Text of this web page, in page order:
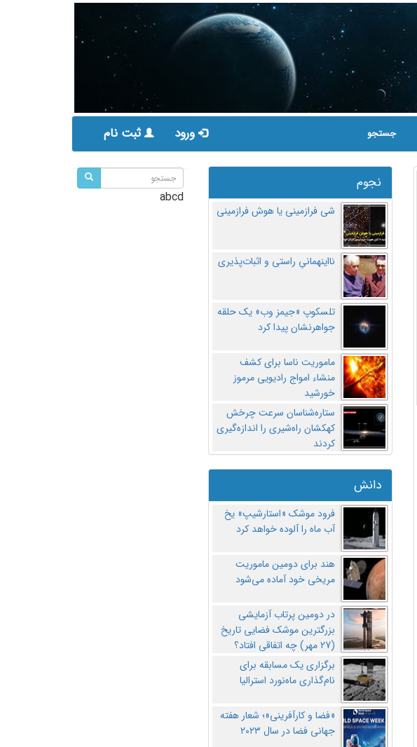
جستجو ورود ثبت نام
نجوم
شی فرازمینی یا هوش فرازمینی
نااینهمانیِ راستی و اثبات‌پذیری
تلسکوپ «جیمز وب» یک حلقه
جواهرنشان پیدا کرد
ماموریت ناسا برای کشف
منشاء امواج رادیویی مرموز
خورشید
ستاره‌شناسان سرعت چرخش
کهکشان راه‌شیری را اندازه‌گیری
کردند
دانش
فرود موشک «استارشیپ» یخ
آب ماه را آلوده خواهد کرد
هند برای دومین ماموریت
مریخی خود آماده می‌شود
در دومین پرتاب آزمایشی
بزرگترین موشک فضایی تاریخ
(27 مهر‌) چه اتفاقی افتاد؟
برگزاری یک مسابقه برای
نام‌گذاری ماه‌نورد استرالیا
«فضا و کارآفرینی»؛ شعار هفته
جهانی فضا در سال ۲۰۲۳
abcd